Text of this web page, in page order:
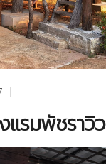
แรมพัชราวิว